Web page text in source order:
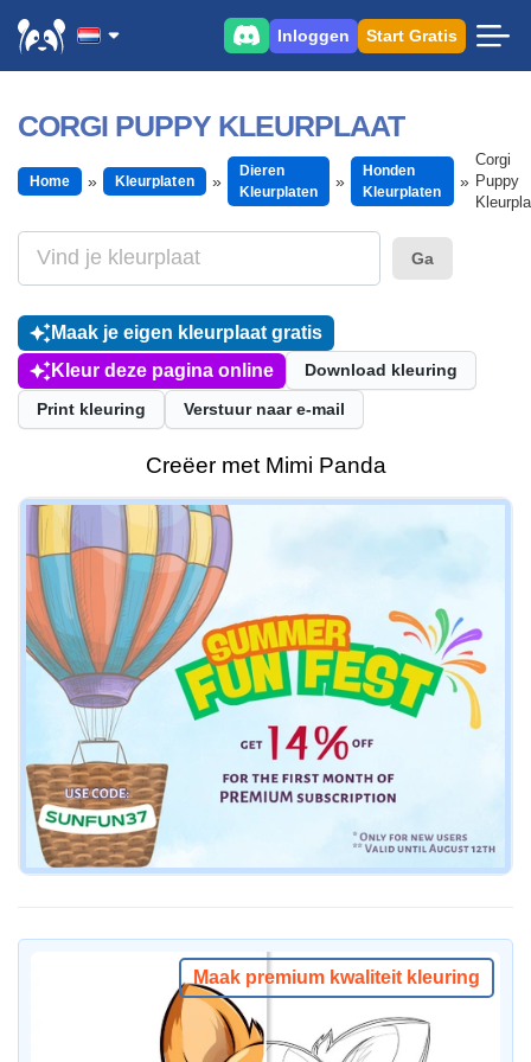
Inloggen Start Gratis
CORGI PUPPY KLEURPLAAT
Home Kleurplaten
Dieren
Kleurplaten
Honden
Kleurplaten
Corgi
Puppy
Ga
Maak je eigen kleurplaat gratis
Kleur deze pagina online
Download kleuring
Print kleuring Verstuur naar e-mail
Creëer met Mimi Panda
Maak premium kwaliteit kleuring